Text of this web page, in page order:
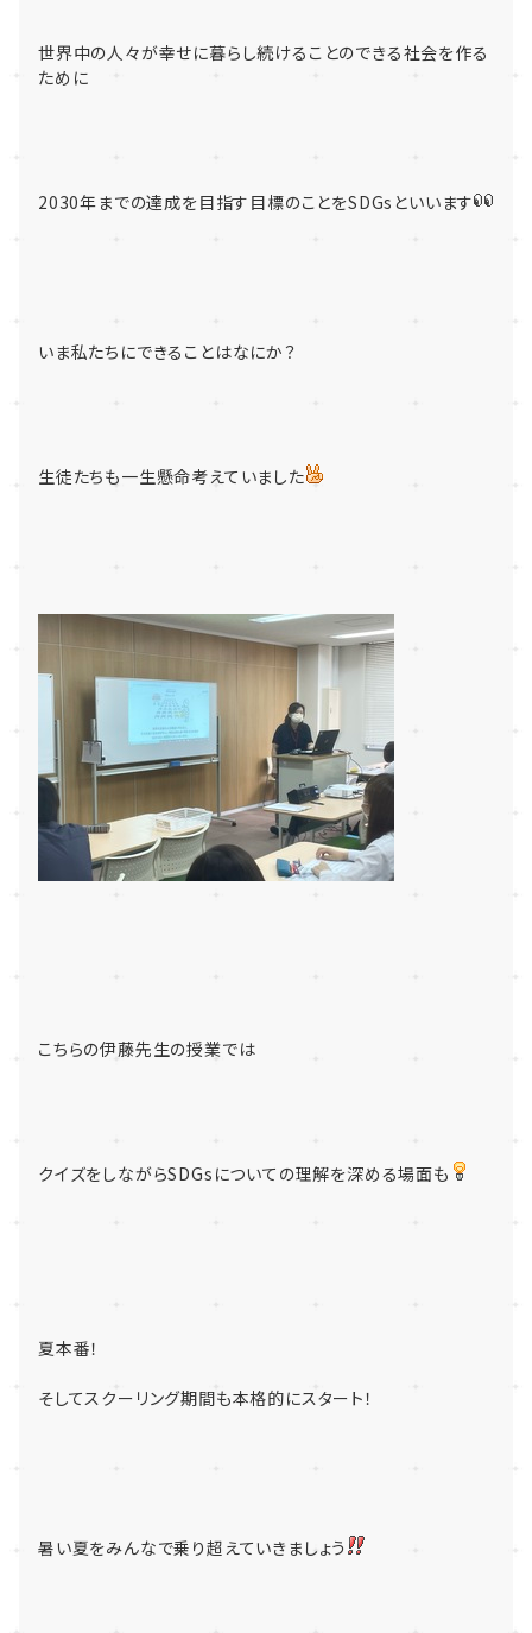
世界中の人々が幸せに暮らし続けることのできる社会を作る
ために
2030年までの達成を目指す目標のことをSDGsといいます
いま私たちにできることはなにか？
生徒たちも一生懸命考えていました
こちらの伊藤先生の授業では
クイズをしながらSDGsについての理解を深める場面も
夏本番！
そしてスクーリング期間も本格的にスタート！
暑い夏をみんなで乗り超えていきましょう